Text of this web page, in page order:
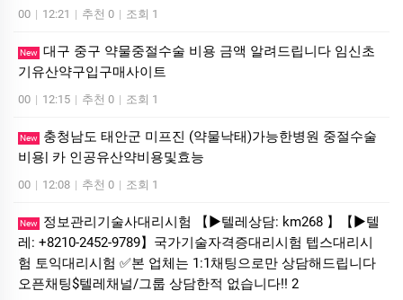
00 | 12:21 | 추천 0 | 조회 1
New 대구 중구 약물중절수술 비용 금액 알려드립니다 임신초
기유산약구입구매사이트
00 | 12:15 | 추천 0 | 조회 1
New
충청남도 태안군 미프진 (약물낙태)가능한병원 중절수술
비용| 카 인공유산약비용및효능
00 | 12:08 | 추천 0 | 조회 1
New
정보관리기술사대리시험 【▶텔레상담: km268 】【▶텔
레: +8210-2452-9789】국가기술자격증대리시험 텝스대리시
험 토익대리시험 ✅본 업체는 1:1채팅으로만 상담해드립니다
오픈채팅$텔레채널/그룹 상담한적 없습니다!! 2